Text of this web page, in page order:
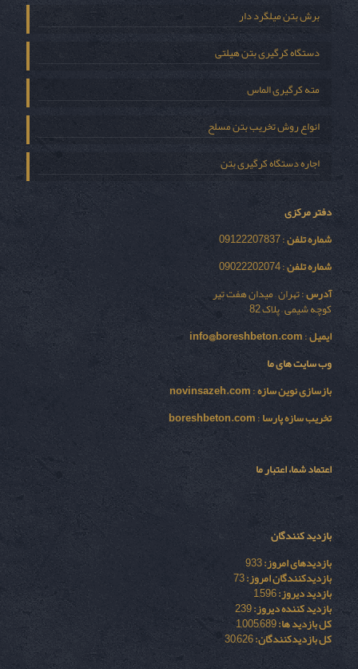
برش بتن میلگرد دار
دستگاه کرگیری بتن هیلتی
مته کرگیری الماس
انواع روش تخریب بتن مسلح
اجاره دستگاه کرگیری بتن
دفتر مرکزی
شماره تلفن: 09122207837
شماره تلفن: 09022202074
آدرس: تهران – میدان هفت تیر
کوچه شیمی – پلاک 82
ایمیل:
info@boreshbeton.com
وب سایت های ما
بازسازی نوين سازه:
novinsazeh.com
تخریب سازه پارسا:
boreshbeton.com
اعتماد شما، اعتبار ما
بازدید کنندگان
بازدیدهای امروز:933
بازدیدکنندگان امروز:73
بازدید دیروز:1,596
بازدید کننده دیروز:239
کل بازدید ها:1,005,689
کل بازدیدکنند‌گان:30,626